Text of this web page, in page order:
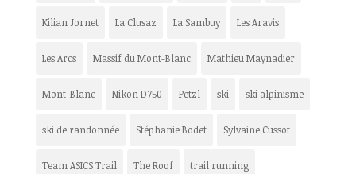
Kilian Jornet La Clusaz La Sambuy Les Aravis
Les Arcs Massif du Mont-Blanc Mathieu Maynadier
Mont-Blanc Nikon D750 Petzl ski ski alpinisme
ski de randonnée Stéphanie Bodet Sylvaine Cussot
Team ASICS Trail The Roof trail running